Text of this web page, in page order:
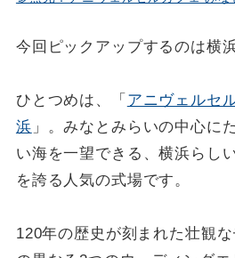
今回ピックアップするのは横
ひとつめは、「 アニヴェルセ
浜 」。みなとみらいの中心に
い海を一望できる、横浜らし
を誇る人気の式場です。
120年の歴史が刻まれた壮観